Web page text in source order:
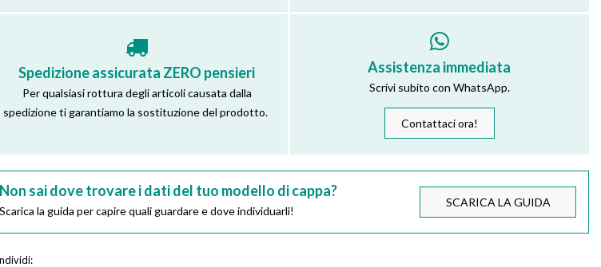
Spedizione assicurata ZERO pensieri
Per qualsiasi rottura degli articoli causata dalla
spedizione ti garantiamo la sostituzione del prodotto.
Assistenza immediata
Scrivi subito con WhatsApp.
Contattaci ora!
Non sai dove trovare i dati del tuo modello di cappa?
Scarica la guida per capire quali guardare e dove individuarli!
SCARICA LA GUIDA